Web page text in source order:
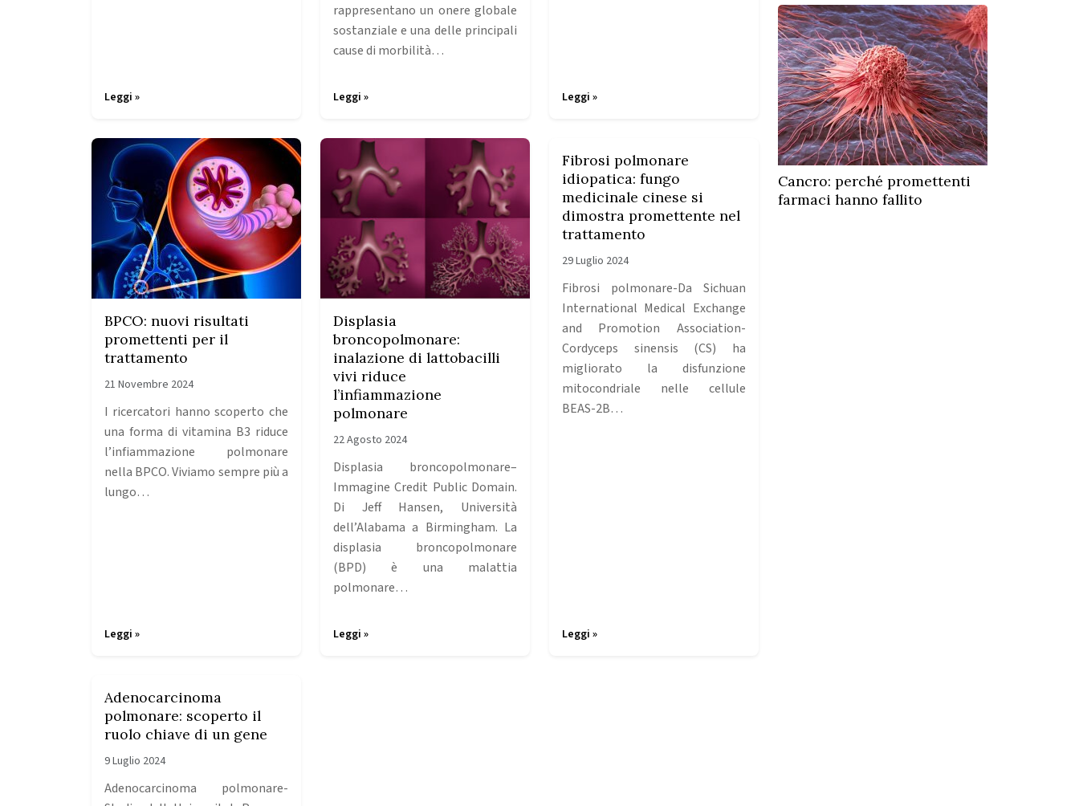
Leggi »
rappresentano un onere globale
sostanziale e una delle principali
cause di morbilità…
Leggi » Leggi »
BPCO: nuovi risultati
promettenti per il
trattamento
21 Novembre 2024
I ricercatori hanno scoperto che
una forma di vitamina B3 riduce
l’infiammazione polmonare
nella BPCO. Viviamo sempre più a
lungo…
Leggi »
Displasia
broncopolmonare:
inalazione di lattobacilli
vivi riduce
l’infiammazione
polmonare
22 Agosto 2024
Displasia broncopolmonare–
Immagine Credit Public Domain.
Di Jeff Hansen, Università
dell’Alabama a Birmingham. La
displasia broncopolmonare
(BPD) è una malattia
polmonare…
Leggi »
Fibrosi polmonare
idiopatica: fungo
medicinale cinese si
dimostra promettente nel
trattamento
29 Luglio 2024
Fibrosi polmonare-Da Sichuan
International Medical Exchange
and Promotion Association-
Cordyceps sinensis (CS) ha
migliorato la disfunzione
mitocondriale nelle cellule
BEAS-2B…
Leggi »
Adenocarcinoma
polmonare: scoperto il
ruolo chiave di un gene
9 Luglio 2024
Adenocarcinoma polmonare-
Cancro: perché promettenti
farmaci hanno fallito